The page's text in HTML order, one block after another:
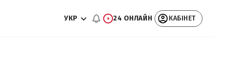
УКР 24 ОНЛАЙН КАБІНЕТ